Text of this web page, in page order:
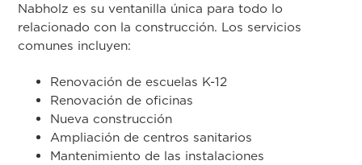
Nabholz es su ventanilla única para todo lo
relacionado con la construcción. Los servicios
comunes incluyen:
Renovación de escuelas K-12
Renovación de oficinas
Nueva construcción
Ampliación de centros sanitarios
Mantenimiento de las instalaciones